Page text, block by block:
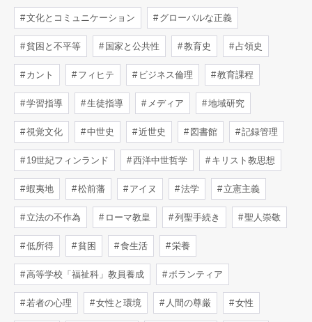
文化とコミュニケーション グローバルな正義
貧困と不平等 国家と公共性 教育史 占領史
カント フィヒテ ビジネス倫理 教育課程
学習指導 生徒指導 メディア 地域研究
視覚文化 中世史 近世史 図書館 記録管理
19世紀フィンランド 西洋中世哲学 キリスト教思想
蝦夷地 松前藩 アイヌ 法学 立憲主義
立法の不作為 ローマ教皇 列聖手続き 聖人崇敬
低所得 貧困 食生活 栄養
高等学校「福祉科」教員養成 ボランティア
若者の心理 女性と環境 人間の尊厳 女性